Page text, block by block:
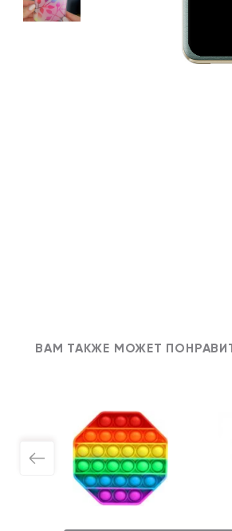
ВАМ ТАКЖЕ МОЖЕТ